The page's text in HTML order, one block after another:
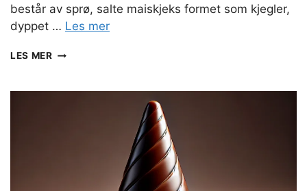
består av sprø, salte maiskjeks formet som kjegler,
dyppet … Les mer
LES MERLAGE
STOR